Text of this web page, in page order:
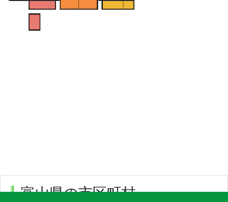
富山県の市区町村